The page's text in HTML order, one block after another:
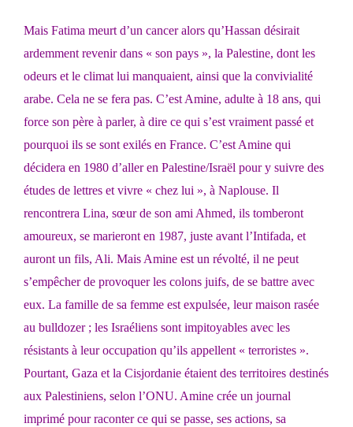
Mais Fatima meurt d’un cancer alors qu’Hassan désirait
ardemment revenir dans « son pays », la Palestine, dont les
odeurs et le climat lui manquaient, ainsi que la convivialité
arabe. Cela ne se fera pas. C’est Amine, adulte à 18 ans, qui
force son père à parler, à dire ce qui s’est vraiment passé et
pourquoi ils se sont exilés en France. C’est Amine qui
décidera en 1980 d’aller en Palestine/Israël pour y suivre des
études de lettres et vivre « chez lui », à Naplouse. Il
rencontrera Lina, sœur de son ami Ahmed, ils tomberont
amoureux, se marieront en 1987, juste avant l’Intifada, et
auront un fils, Ali. Mais Amine est un révolté, il ne peut
s’empêcher de provoquer les colons juifs, de se battre avec
eux. La famille de sa femme est expulsée, leur maison rasée
au bulldozer ; les Israéliens sont impitoyables avec les
résistants à leur occupation qu’ils appellent « terroristes ».
Pourtant, Gaza et la Cisjordanie étaient des territoires destinés
aux Palestiniens, selon l’ONU. Amine crée un journal
imprimé pour raconter ce qui se passe, ses actions, sa